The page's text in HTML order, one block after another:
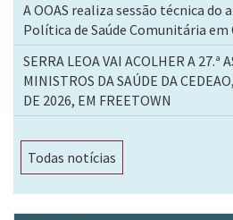
A OOAS realiza sessão técnica
Política de Saúde Comunitária em
SERRA LEOA VAI ACOLHER A 27.ª
MINISTROS DA SAÚDE DA
DE 2026, EM FREETOWN
Todas notícias